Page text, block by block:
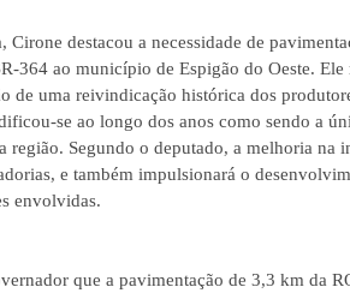
Cirone destacou a necessidade de
364 ao município de Espigão do Oeste.
de uma reivindicação histórica dos
se ao longo dos anos como sendo a
região. Segundo o deputado, a melhoria na
e também impulsionará o
envolvidas.
que a pavimentação de 3,3 km da